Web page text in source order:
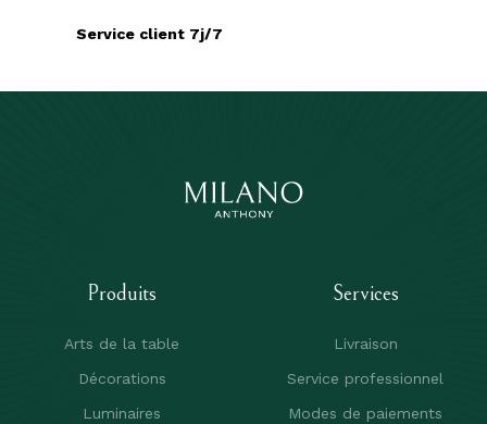
Service client 7j/7
Produits
Arts de la table
Décorations
Luminaires
Services
Livraison
Service professionnel
Modes de paiements